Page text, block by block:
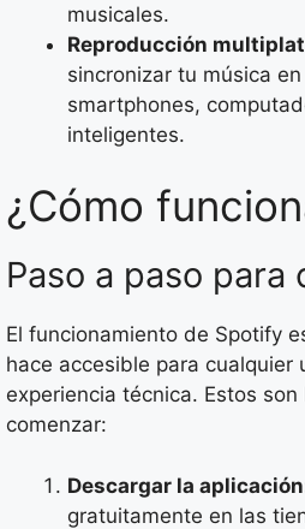
musicales.
Reproducción
sincronizar tu música
smartphones,
inteligentes.
¿Cómo
Paso a paso para
El funcionamiento de Spotify
hace accesible para cualquier
experiencia técnica. Estos son
comenzar:
Descargar la
gratuitamente en las